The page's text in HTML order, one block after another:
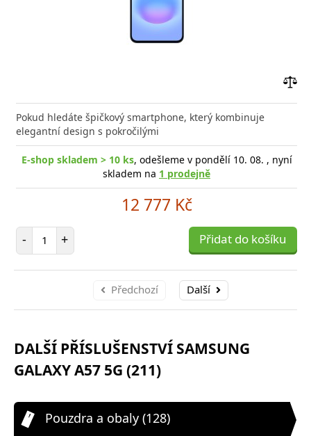
Pokud hledáte špičkový smartphone, který kombinuje
elegantní design s pokročilými
E-shop skladem > 10 ks, odešleme v pondělí 10. 08. , nyní
skladem na 1 prodejně
12 777 Kč
- Počet položek
+ Přidat do košíku
Předchozí Další
DALŠÍ PŘÍSLUŠENSTVÍ SAMSUNG
GALAXY A57 5G (211)
Pouzdra a obaly (128)